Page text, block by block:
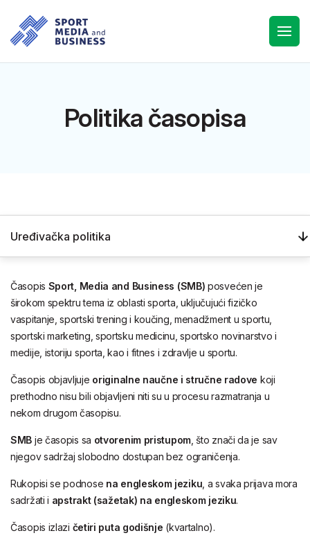
Politika časopisa
Uređivačka politika
Časopis Sport, Media and Business (SMB) posvećen je
širokom spektru tema iz oblasti sporta, uključujući fizičko
vaspitanje, sportski trening i koučing, menadžment u sportu,
sportski marketing, sportsku medicinu, sportsko novinarstvo i
medije, istoriju sporta, kao i fitnes i zdravlje u sportu.
Časopis objavljuje originalne naučne i stručne radove koji
prethodno nisu bili objavljeni niti su u procesu razmatranja u
nekom drugom časopisu.
SMB je časopis sa otvorenim pristupom, što znači da je sav
njegov sadržaj slobodno dostupan bez ograničenja.
Rukopisi se podnose na engleskom jeziku , a svaka prijava mora
sadržati i apstrakt (sažetak) na engleskom jeziku.
Časopis izlazi četiri puta godišnje (kvartalno).